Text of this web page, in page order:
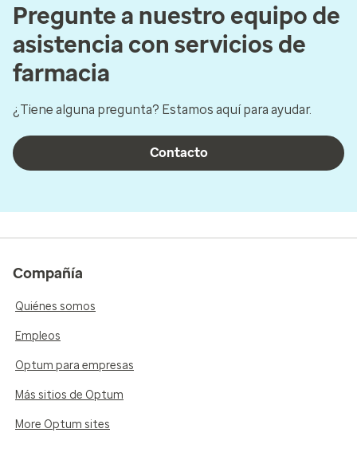
Pregunte a nuestro equipo de
asistencia con servicios de
farmacia
¿Tiene alguna pregunta? Estamos aquí para ayudar.
Contacto
Compañía
Quiénes somos
Empleos
Optum para empresas
Más sitios de Optum
More Optum sites